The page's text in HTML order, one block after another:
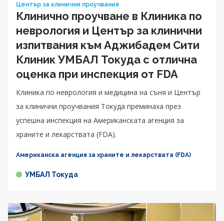
Център за клинични проучвания
Клинично проучване в Клиника по
неврология и Център за клинични
изпитвания към Аджибадем Сити
Клиник УМБАЛ Токуда с отлична
оценка при инспекция от FDA
Клиника по неврология и медицина на съня и Център
за клинични проучвания Токуда преминаха през
успешна инспекция на Американската агенция за
храните и лекарствата (FDA).
Американска агенция за храните и лекарствата (FDA)
УМБАЛ Токуда